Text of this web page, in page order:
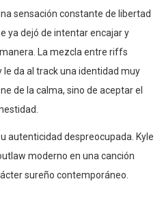
sensación constante de libertad
ya dejó de intentar encajar y
La mezcla entre riffs
da al track una identidad muy
de la calma, sino de aceptar el
autenticidad despreocupada. Kyle
moderno en una canción
sureño contemporáneo.